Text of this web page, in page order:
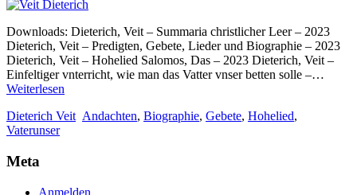
Downloads: Dieterich, Veit – Summaria christlicher Leer – 2023
Dieterich, Veit – Predigten, Gebete, Lieder und Biographie – 2023
Dieterich, Veit – Hohelied Salomos, Das – 2023 Dieterich, Veit –
Einfeltiger vnterricht, wie man das Vatter vnser betten solle –…
Weiterlesen
–
Dieterich Veit Andachten, Biographie, Gebete, Hohelied,
Vaterunser
Meta
Anmelden